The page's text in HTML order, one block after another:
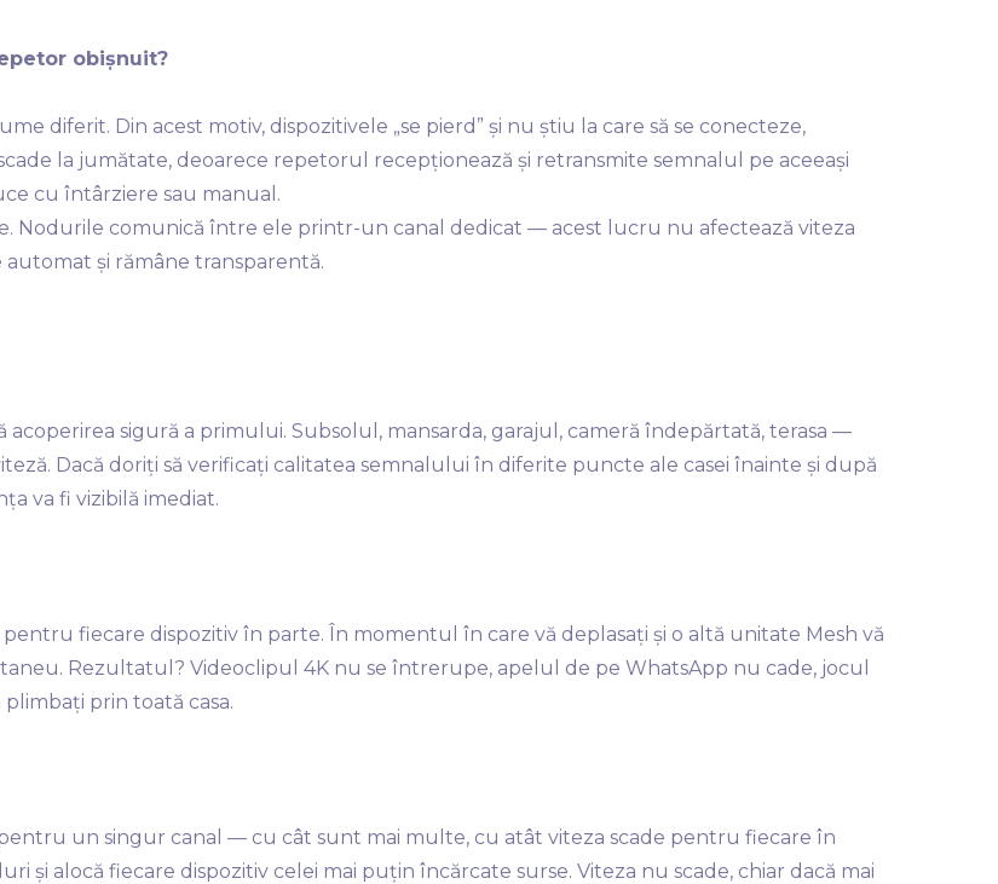
obișnuit?
diferit. Din acest motiv, dispozitivele „se pierd” și nu știu la care să se conecteze,
la jumătate, deoarece repetorul recepționează și retransmite semnalul pe aceeași
cu întârziere sau manual.
Nodurile comunică între ele printr-un canal dedicat — acest lucru nu afectează viteza
și rămâne transparentă.
sigură a primului. Subsolul, mansarda, garajul, cameră îndepărtată, terasa —
Dacă doriți să verificați calitatea semnalului în diferite puncte ale casei înainte și după
va fi vizibilă imediat.
fiecare dispozitiv în parte. În momentul în care vă deplasați și o altă unitate Mesh vă
Rezultatul? Videoclipul 4K nu se întrerupe, apelul de pe WhatsApp nu cade, jocul
prin toată casa.
un singur canal — cu cât sunt mai multe, cu atât viteza scade pentru fiecare în
și alocă fiecare dispozitiv celei mai puțin încărcate surse. Viteza nu scade, chiar dacă mai